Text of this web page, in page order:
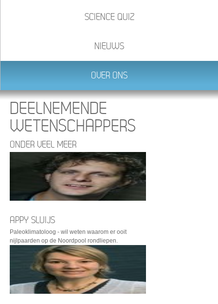
SCIENCE QUIZ
NIEUWS
OVER ONS
DEELNEMENDE
WETENSCHAPPERS
ONDER VEEL MEER
APPY SLUIJS
Paleoklimatoloog - wil weten waarom er ooit
nijlpaarden op de Noordpool rondliepen.